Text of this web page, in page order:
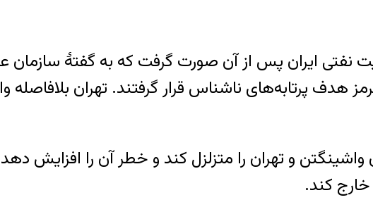
نفتی ایران پس از آن صورت گرفت که به گفتهٔ سازمان
هدف پرتابه‌های ناشناس قرار گرفتند. تهران بلافاصله
و تهران را متزلزل کند و خطر آن را افزایش
خارج کند.